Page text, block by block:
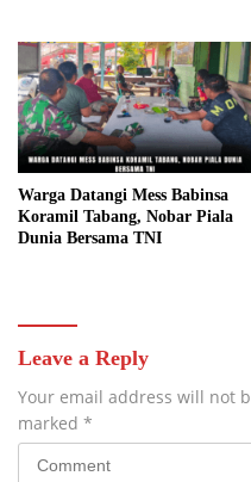
Warga Datangi Mess Babinsa
Koramil Tabang, Nobar Piala
Dunia Bersama TNI
Leave a Reply
Your email address will not
marked *